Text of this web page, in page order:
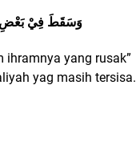
وَسَقَطَ فِيْ بَعْضِ
yang rusak”
yag masih tersisa.